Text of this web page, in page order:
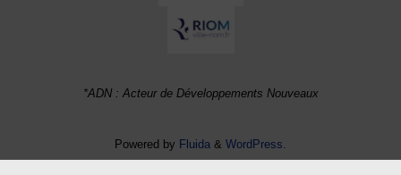
*ADN : Acteur de Développements Nouveaux
Powered by Fluida & WordPress.